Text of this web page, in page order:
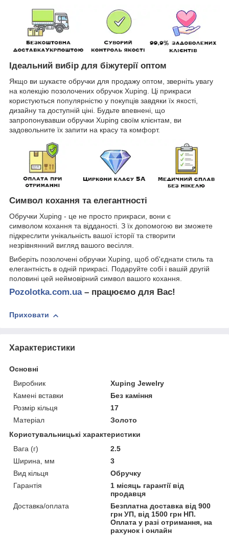
Ідеальний вибір для біжутерії оптом
Якщо ви шукаєте обручки для продажу оптом, зверніть увагу
на колекцію позолочених обручок Xuping. Ці прикраси
користуються популярністю у покупців завдяки їх якості,
дизайну та доступній ціні. Будьте впевнені, що
запропонувавши обручки Xuping своїм клієнтам, ви
задовольните їх запити на красу та комфорт.
Символ кохання та елегантності
Обручки Xuping - це не просто прикраси, вони є
символом кохання та відданості. З їх допомогою ви зможете
підкреслити унікальність вашої історії та створити
незрівнянний вигляд вашого весілля.
Виберіть позолочені обручки Xuping, щоб об'єднати стиль та
елегантність в одній прикрасі. Подаруйте собі і вашій другій
половині цей неймовірний символ вашого кохання.
Pozolotka.com.ua– працюємо для Вас!
Приховати
Характеристики
Основні
Виробник
Xuping Jewelry
Камені вставки
Без каміння
Розмір кільця
17
Матеріал
Золото
Користувальницькі характеристики
Вага (г)
2.5
Ширина, мм
3
Вид кільця
Обручку
Гарантія
1 місяць гарантії від
продавця
Доставка/оплата
Безплатна доставка від 900
грн УП, від 1500 грн НП.
Оплата у разі отримання, на
рахунок і онлайн